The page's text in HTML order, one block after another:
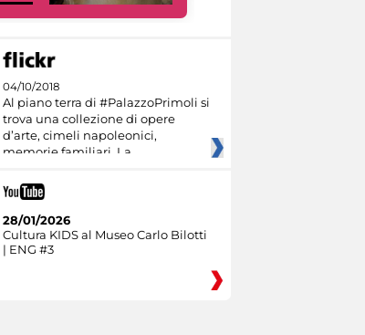
04/10/2018
Al piano terra di #PalazzoPrimoli si
trova una collezione di opere
d’arte, cimeli napoleonici,
memorie familiari. La
28/01/2026
Cultura KIDS al Museo Carlo Bilotti
| ENG #3